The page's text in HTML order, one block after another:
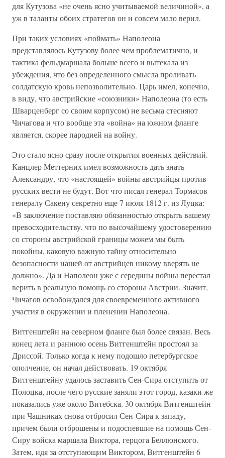
для Кутузова «не очень ясно учитываемой величиной», а
уж в таланты обоих стратегов он и совсем мало верил.
При таких условиях «поймать» Наполеона
представлялось Кутузову более чем проблематично, и
тактика фельдмаршала больше всего и вытекала из
убеждения, что без определенного смысла проливать
солдатскую кровь непозволительно. Царь имел, конечно,
в виду, что австрийские «союзники» Наполеона (то есть
Шварценберг со своим корпусом) не весьма стесняют
Чичагова и что вообще эта «война» на южном фланге
является, скорее пародией на войну.
Это стало ясно сразу после открытия военных действий.
Канцлер Меттерних имел возможность дать знать
Александру, что «настоящей» войны австрийцы против
русских вести не будут. Вот что писал генерал Тормасов
генералу Сакену секретно еще 7 июля 1812 г. из Луцка:
«В заключение поставляю обязанностью открыть вашему
превосходительству, что по высочайшему удостоверению
со стороны австрийской границы можем мы быть
покойны, каковую важную тайну относительно
безопасности нашей от австрийцев никому вверять не
должно». Да и Наполеон уже с середины войны перестал
верить в реальную помощь со стороны Австрии. Значит,
Чичагов освобождался для своевременного активного
участия в окружении и пленении Наполеона.
Витгенштейн на северном фланге был более связан. Весь
конец лета и раннюю осень Витгенштейн простоял за
Дриссой. Только когда к нему подошло петербургское
ополчение, он начал действовать. 19 октября
Витгенштейну удалось заставить Сен-Сира отступить от
Полоцка, после чего русские заняли этот город, казаки же
показались уже около Витебска. 30 октября Витгенштейн
при Чашниках снова отбросил Сен-Сира к западу,
причем были отброшены и подоспевшие на помощь Сен-
Сиру войска маршала Виктора, герцога Беллюнского.
Затем, идя за отступающим Виктором, Витгенштейн 6